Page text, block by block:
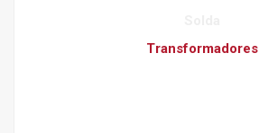
Transformadores